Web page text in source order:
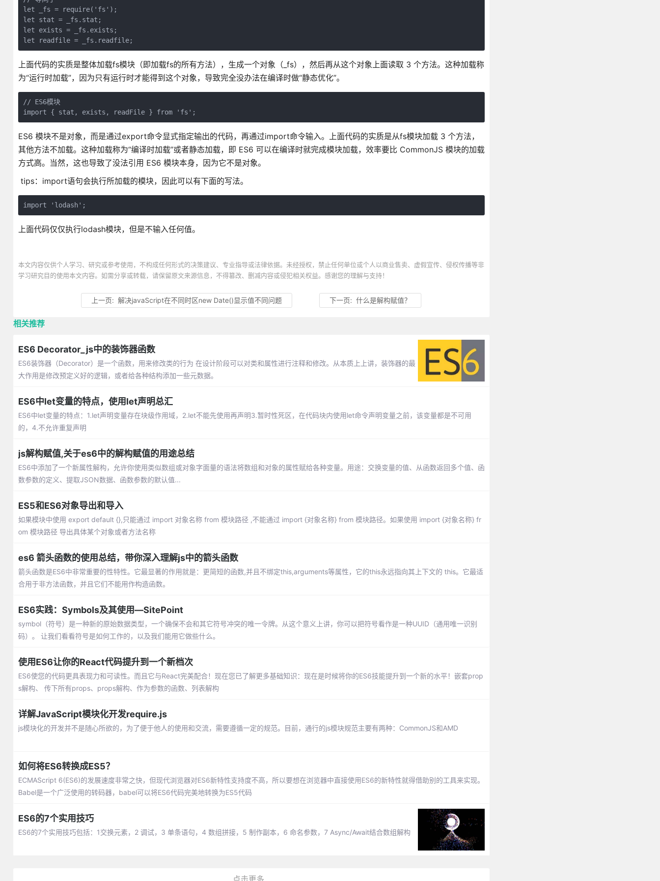
let _fs = require('fs');
let stat = _fs.stat;
let exists = _fs.exists;
let readfile = _fs.readfile;
上面代码的实质是整体加载fs模块（即加载fs的所有方法），生成一个对象（_fs），然后再从这个对象上面读取 3 个方法。这种加载称
为“运行时加载”，因为只有运行时才能得到这个对象，导致完全没办法在编译时做“静态优化”。
// ES6模块
import { stat, exists, readFile } from 'fs';
ES6 模块不是对象，而是通过export命令显式指定输出的代码，再通过import命令输入。上面代码的实质是从fs模块加载 3 个方法，
其他方法不加载。这种加载称为“编译时加载”或者静态加载，即 ES6 可以在编译时就完成模块加载，效率要比 CommonJS 模块的加载
方式高。当然，这也导致了没法引用 ES6 模块本身，因为它不是对象。
tips：import语句会执行所加载的模块，因此可以有下面的写法。
import 'lodash';
上面代码仅仅执行lodash模块，但是不输入任何值。
本文内容仅供个人学习、研究或参考使用，不构成任何形式的决策建议、专业指导或法律依据。未经授权，禁止任何单位或个人以商业售卖、虚假宣传、侵权传播等非
学习研究目的使用本文内容。如需分享或转载，请保留原文来源信息，不得篡改、删减内容或侵犯相关权益。感谢您的理解与支持！
上一页:解决javaScript在不同时区new Date()显示值不同问题 下一页:什么是解构赋值？
相关推荐
ES6 Decorator_js中的装饰器函数
ES6装饰器（Decorator）是一个函数，用来修改类的行为 在设计阶段可以对类和属性进行注释和修改。从本质上上讲，装饰器的最
大作用是修改预定义好的逻辑，或者给各种结构添加一些元数据。
ES6中let变量的特点，使用let声明总汇
ES6中let变量的特点：1.let声明变量存在块级作用域，2.let不能先使用再声明3.暂时性死区，在代码块内使用let命令声明变量之前，该变量都是不可用
的，4.不允许重复声明
js解构赋值,关于es6中的解构赋值的用途总结
ES6中添加了一个新属性解构，允许你使用类似数组或对象字面量的语法将数组和对象的属性赋给各种变量。用途：交换变量的值、从函数返回多个值、函
数参数的定义、提取JSON数据、函数参数的默认值...
ES5和ES6对象导出和导入
如果模块中使用 export default {},只能通过 import 对象名称 from 模块路径 ,不能通过 import {对象名称} from 模块路径。如果使用 import {对象名称} fr
om 模块路径 导出具体某个对象或者方法名称
es6 箭头函数的使用总结，带你深入理解js中的箭头函数
箭头函数是ES6中非常重要的性特性。它最显著的作用就是：更简短的函数,并且不绑定this,arguments等属性，它的this永远指向其上下文的 this。它最适
合用于非方法函数，并且它们不能用作构造函数。
ES6实践：Symbols及其使用—SitePoint
symbol（符号）是一种新的原始数据类型，一个确保不会和其它符号冲突的唯一令牌。从这个意义上讲，你可以把符号看作是一种UUID（通用唯一识别
码）。 让我们看看符号是如何工作的，以及我们能用它做些什么。
使用ES6让你的React代码提升到一个新档次
ES6使您的代码更具表现力和可读性。而且它与React完美配合！现在您已了解更多基础知识：现在是时候将你的ES6技能提升到一个新的水平！嵌套prop
s解构、 传下所有props、props解构、作为参数的函数、列表解构
详解JavaScript模块化开发require.js
js模块化的开发并不是随心所欲的，为了便于他人的使用和交流，需要遵循一定的规范。目前，通行的js模块规范主要有两种：CommonJS和AMD
如何将ES6转换成ES5？
ECMAScript 6(ES6)的发展速度非常之快，但现代浏览器对ES6新特性支持度不高，所以要想在浏览器中直接使用ES6的新特性就得借助别的工具来实现。
Babel是一个广泛使用的转码器，babel可以将ES6代码完美地转换为ES5代码
ES6的7个实用技巧
ES6的7个实用技巧包括：1交换元素，2 调试，3 单条语句，4 数组拼接，5 制作副本，6 命名参数，7 Async/Await结合数组解构
点击更多...